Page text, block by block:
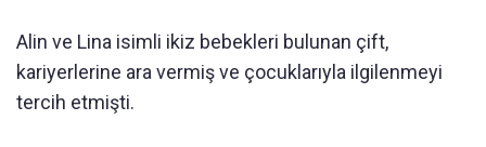
Alin ve Lina isimli ikiz bebekleri bulunan çift,
kariyerlerine ara vermiş ve çocuklarıyla ilgilenmeyi
tercih etmişti.